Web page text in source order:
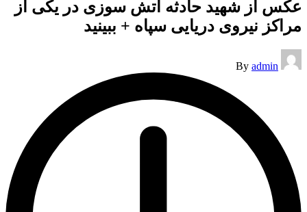
عکس از شهید حادثه آتش‌ سوزی در یکی از
مراکز نیروی دریایی سپاه + ببینید
Posted
by
By admin